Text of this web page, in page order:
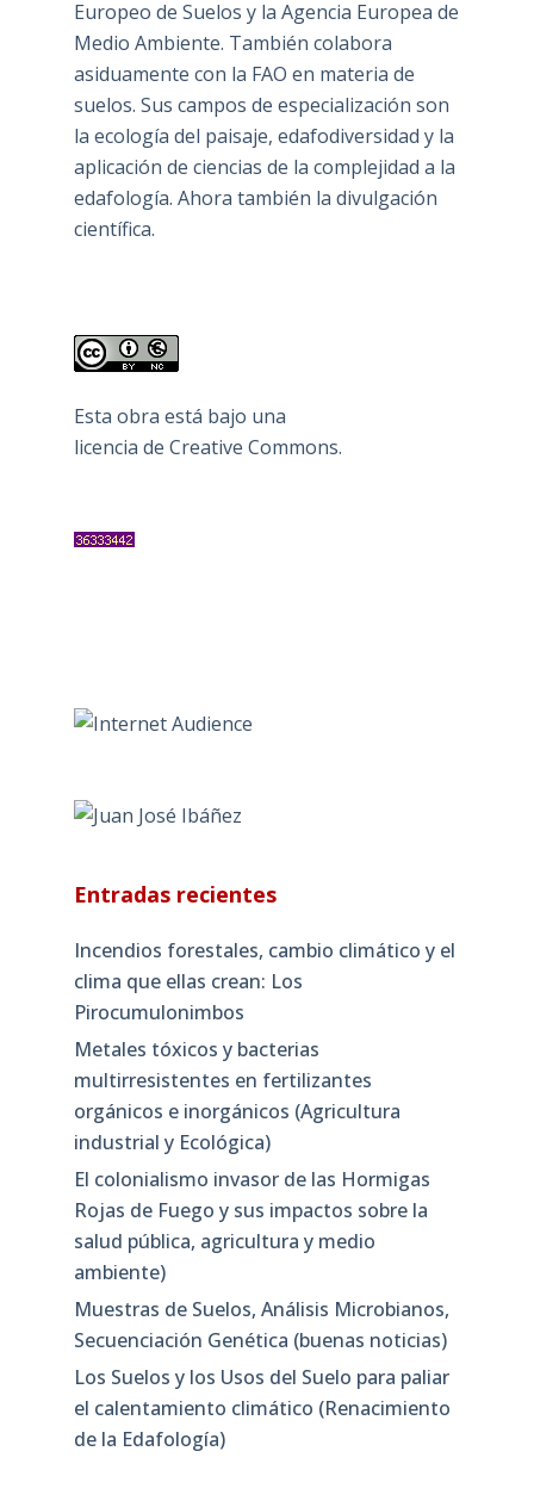
Europeo de Suelos y la Agencia Europea de
Medio Ambiente. También colabora
asiduamente con la FAO en materia de
suelos. Sus campos de especialización son
la ecología del paisaje, edafodiversidad y la
aplicación de ciencias de la complejidad a la
edafología. Ahora también la divulgación
científica.
Esta obra está bajo una
licencia de Creative Commons.
Entradas recientes
Incendios forestales, cambio climático y el
clima que ellas crean: Los
Pirocumulonimbos
Metales tóxicos y bacterias
multirresistentes en fertilizantes
orgánicos e inorgánicos (Agricultura
industrial y Ecológica)
El colonialismo invasor de las Hormigas
Rojas de Fuego y sus impactos sobre la
salud pública, agricultura y medio
ambiente)
Muestras de Suelos, Análisis Microbianos,
Secuenciación Genética (buenas noticias)
Los Suelos y los Usos del Suelo para paliar
el calentamiento climático (Renacimiento
de la Edafología)